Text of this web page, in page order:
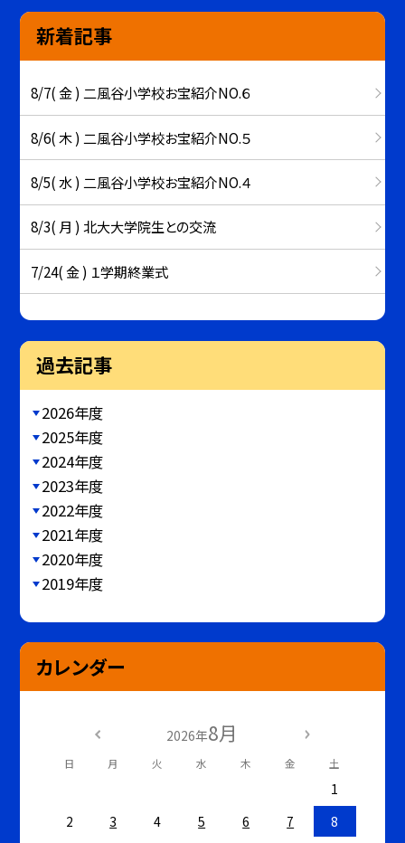
新着記事
8/7( 金 ) 二風谷小学校お宝紹介NO.６
8/6( 木 ) 二風谷小学校お宝紹介NO.５
8/5( 水 ) 二風谷小学校お宝紹介NO.４
8/3( 月 ) 北大大学院生との交流
7/24( 金 ) １学期終業式
過去記事
2026年度
2025年度
2024年度
2023年度
2022年度
2021年度
2020年度
2019年度
カレンダー
2026年8月
日 月 火 水 木 金 土
1
2
3 4 5 6 7
8